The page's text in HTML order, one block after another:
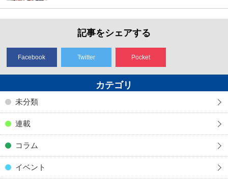
記事をシェアする
Facebook Twitter Pocket
カテゴリ
未分類
連載
コラム
イベント